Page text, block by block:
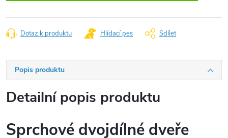
Dotaz k produktu Hlídací pes Sdílet
Popis produktu
Detailní popis produktu
Sprchové dvojdílné dveře